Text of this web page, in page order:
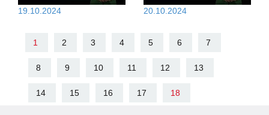
19.10.2024 20.10.2024
1 2 3 4 5 6 7
8 9 10 11 12 13
14 15 16 17 18